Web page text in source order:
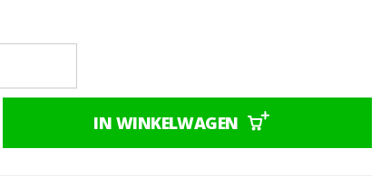
IN WINKELWAGEN